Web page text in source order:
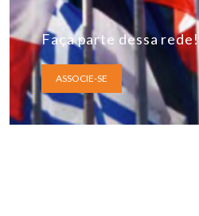
Faça parte dessa rede!
ASSOCIE-SE